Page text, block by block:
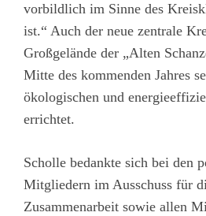
vorbildlich im Sinne des
ist.“ Auch der neue zentrale
Großgelände der „Alten
Mitte des kommenden Jahres
ökologischen und
errichtet.
Scholle bedankte sich bei den
Mitgliedern im Ausschuss für
Zusammenarbeit sowie allen